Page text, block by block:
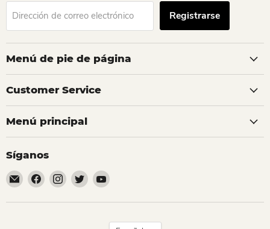
Dirección de correo electrónico Registrarse
Menú de pie de página
Customer Service
Menú principal
Síganos
Encuéntrenos
en
Correo
Encuéntrenos
en
Facebook
Encuéntrenos
en
Instagram
Encuéntrenos
en
Twitter
Encuéntrenos
YouTube